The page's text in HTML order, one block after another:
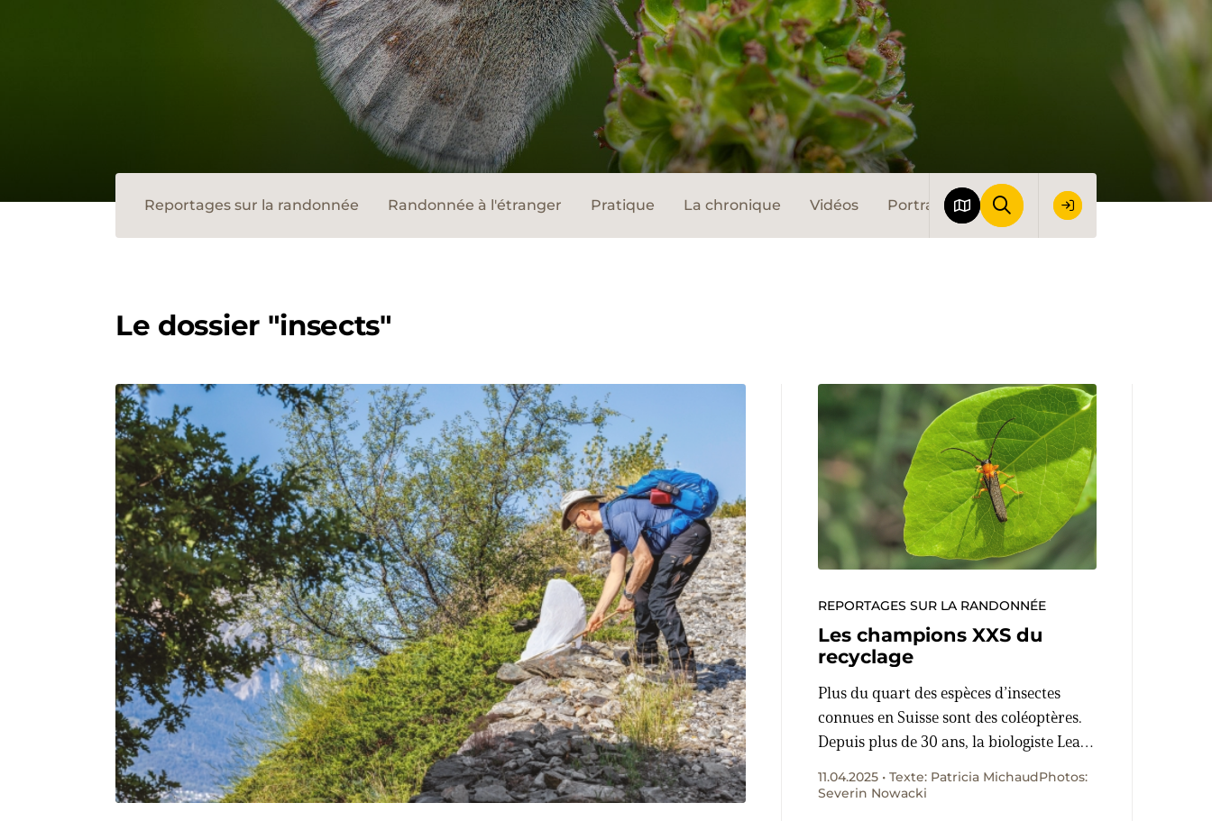
Reportages sur la randonnée Randonnée à l'étranger Pratique La chronique Vidéos Portraits Le monde de la randonnée
Le dossier "insects"
REPORTAGES SUR LA RANDONNÉE
Les champions XXS du
recyclage
Plus du quart des espèces d’insectes
connues en Suisse sont des coléoptères.
Depuis plus de 30 ans, la biologiste Lea
décomposeurs indispensables au bon
11.04.2025 • Texte: Patricia MichaudPhotos:
Severin Nowacki